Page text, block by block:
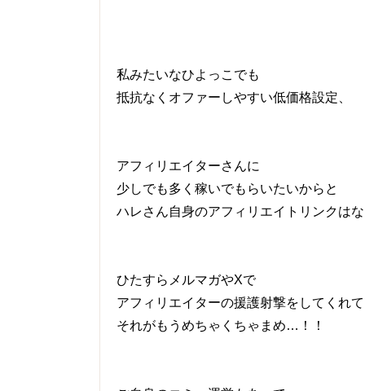
私みたいなひよっこでも
抵抗なくオファーしやすい低価格設定、
アフィリエイターさんに
少しでも多く稼いでもらいたいからと
ハレさん自身のアフィリエイトリンクは
ひたすらメルマガやXで
アフィリエイターの援護射撃をしてくれて
それがもうめちゃくちゃまめ…！！